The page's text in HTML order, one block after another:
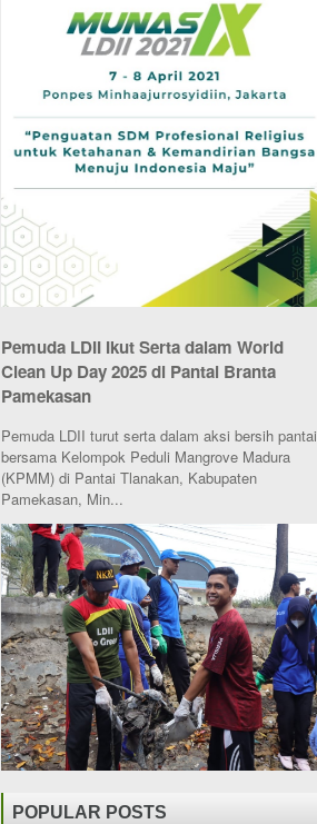
Pemuda LDII Ikut Serta dalam World
Clean Up Day 2025 di Pantai Branta
Pamekasan
Pemuda LDII turut serta dalam aksi bersih pantai
bersama Kelompok Peduli Mangrove Madura
(KPMM) di Pantai Tlanakan, Kabupaten
Pamekasan, Min...
POPULAR POSTS